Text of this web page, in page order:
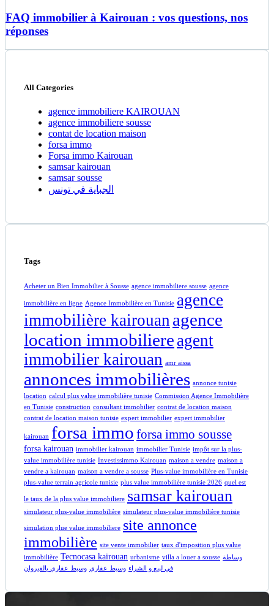
FAQ immobilier à Kairouan : vos questions, nos
réponses
All Categories
agence immobiliere KAIROUAN
agence immobiliere sousse
contat de location maison
forsa immo
Forsa immo Kairouan
samsar kairouan
samsar sousse
الجباية في تونس
Tags
Acheter un Bien Immobilier à Sousse agence immobiliere sousse agence
immobilière en ligne Agence Immobilière en Tunisie agence
immobilière kairouan agence
location immobiliere agent
immobilier kairouan amr aissa
annonces immobilières annonce tunisie
location calcul plus value immobilière tunisie Commission Agence Immobilière
en Tunisie construction consultant immobilier contrat de location maison
contrat de location maison tunisie expert immobilier expert immobilier
kairouan forsa immo forsa immo sousse
forsa kairouan immobilier kairouan immobilier Tunisie impôt sur la plus-
value immobilière tunisie Investissimmo Kairouan maison a vendre maison a
vendre a kairouan maison a vendre a sousse Plus-value immobilière en Tunisie
plus-value terrain agricole tunisie plus value immobilière tunisie 2026 quel est
le taux de la plus value immobiliere samsar kairouan
simulateur plus-value immobilière simulateur plus-value immobilière tunisie
simulation plue value immobiliere site annonce
immobilière site vente immobilier taux d'imposition plus value
immobilière Tecnocasa kairouan urbanisme villa a louer a sousse وساطة
في لبيع و الشراء وسيط عقاري وسيط عقاري بالقيروان